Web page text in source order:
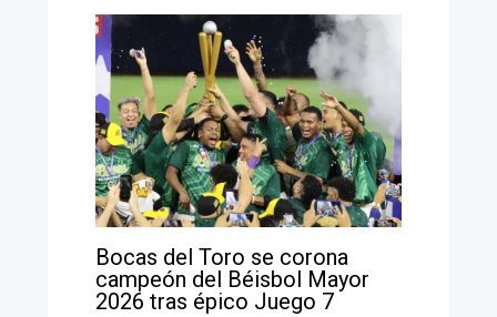
Bocas del Toro se corona
campeón del Béisbol Mayor
2026 tras épico Juego 7